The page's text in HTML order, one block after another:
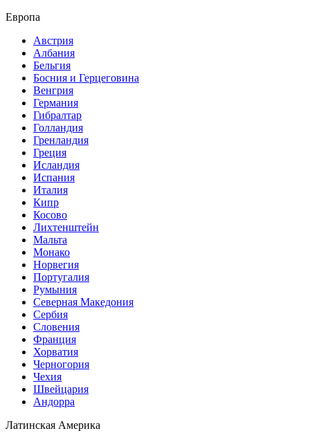
Европа
Австрия
Албания
Бельгия
Босния и Герцеговина
Венгрия
Германия
Гибралтар
Голландия
Гренландия
Греция
Исландия
Испания
Италия
Кипр
Косово
Лихтенштейн
Мальта
Монако
Норвегия
Португалия
Румыния
Северная Македония
Сербия
Словения
Франция
Хорватия
Черногория
Чехия
Швейцария
Андорра
Латинская Америка